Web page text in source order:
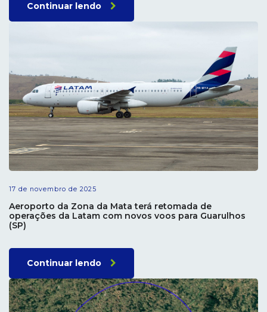
Continuar lendo
17 de novembro de 2025
Aeroporto da Zona da Mata terá retomada de
operações da Latam com novos voos para Guarulhos
(SP)
Continuar lendo